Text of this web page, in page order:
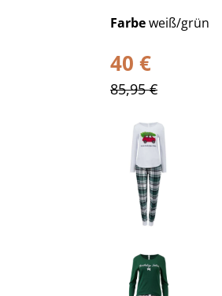
Farbeweiß/grün
40 €
85,95 €